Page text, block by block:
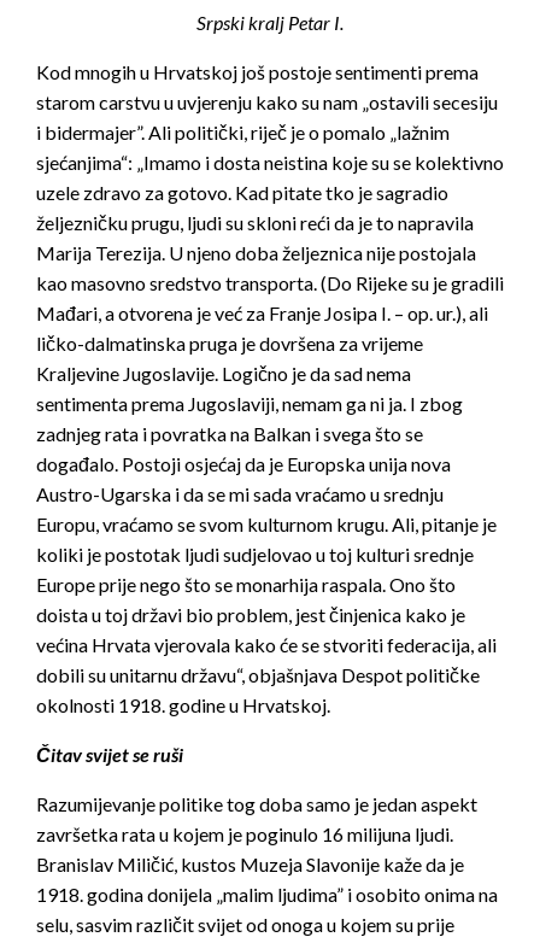
Srpski kralj Petar I.
Kod mnogih u Hrvatskoj još postoje sentimenti prema
starom carstvu u uvjerenju kako su nam „ostavili secesiju
i bidermajer”. Ali politički, riječ je o pomalo „lažnim
sjećanjima“: „Imamo i dosta neistina koje su se kolektivno
uzele zdravo za gotovo. Kad pitate tko je sagradio
željezničku prugu, ljudi su skloni reći da je to napravila
Marija Terezija. U njeno doba željeznica nije postojala
kao masovno sredstvo transporta. (Do Rijeke su je gradili
Mađari, a otvorena je već za Franje Josipa I. – op. ur.), ali
ličko-dalmatinska pruga je dovršena za vrijeme
Kraljevine Jugoslavije. Logično je da sad nema
sentimenta prema Jugoslaviji, nemam ga ni ja. I zbog
zadnjeg rata i povratka na Balkan i svega što se
događalo. Postoji osjećaj da je Europska unija nova
Austro-Ugarska i da se mi sada vraćamo u srednju
Europu, vraćamo se svom kulturnom krugu. Ali, pitanje je
koliki je postotak ljudi sudjelovao u toj kulturi srednje
Europe prije nego što se monarhija raspala. Ono što
doista u toj državi bio problem, jest činjenica kako je
većina Hrvata vjerovala kako će se stvoriti federacija, ali
dobili su unitarnu državu“, objašnjava Despot političke
okolnosti 1918. godine u Hrvatskoj.
Čitav svijet se ruši
Razumijevanje politike tog doba samo je jedan aspekt
završetka rata u kojem je poginulo 16 milijuna ljudi.
Branislav Miličić, kustos Muzeja Slavonije kaže da je
1918. godina donijela „malim ljudima” i osobito onima na
selu, sasvim različit svijet od onoga u kojem su prije